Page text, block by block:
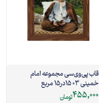
قاب پی‌وی‌سی مجموعه امام
خمینی 03 15در15 مربع
455,000تومان